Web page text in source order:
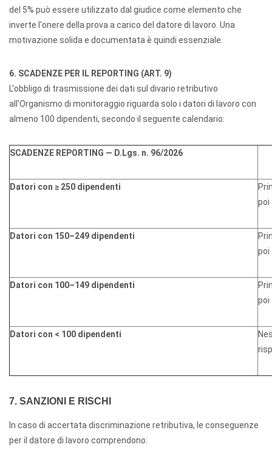
del 5% può essere utilizzato dal giudice come elemento che
inverte l'onere della prova a carico del datore di lavoro. Una
motivazione solida e documentata è quindi essenziale.
6. SCADENZE PER IL REPORTING (ART. 9)
L'obbligo di trasmissione dei dati sul divario retributivo
all'Organismo di monitoraggio riguarda solo i datori di lavoro con
almeno 100 dipendenti, secondo il seguente calendario:
SCADENZE REPORTING — D.Lgs. n. 96/2026
Datori con ≥ 250 dipendenti
poi
Datori con 150–249 dipendenti
poi
Datori con 100–149 dipendenti
poi
Datori con < 100 dipendenti
7. SANZIONI E RISCHI
In caso di accertata discriminazione retributiva, le conseguenze
per il datore di lavoro comprendono: